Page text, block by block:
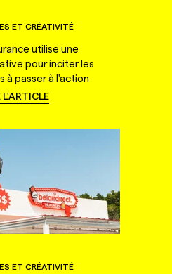
ET CRÉATIVITÉ
utilise une
pour inciter les
à passer à l'action
L'ARTICLE
ET CRÉATIVITÉ